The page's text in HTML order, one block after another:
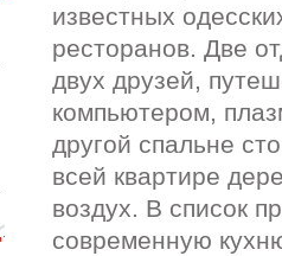
известных
ресторанов. Две
двух друзей,
компьютером,
другой спальне
всей квартире
воздух. В список
современную